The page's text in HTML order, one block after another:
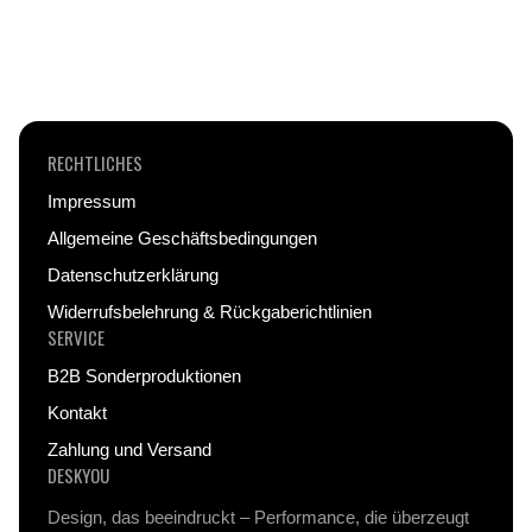
RECHTLICHES
Impressum
Allgemeine Geschäftsbedingungen
Datenschutzerklärung
Widerrufsbelehrung & Rückgaberichtlinien
SERVICE
B2B Sonderproduktionen
Kontakt
Zahlung und Versand
DESKYOU
Design, das beeindruckt – Performance, die überzeugt